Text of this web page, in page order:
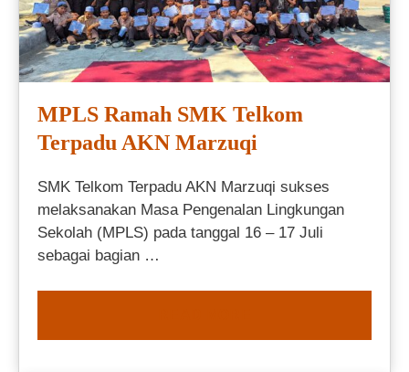
MPLS Ramah SMK Telkom
Terpadu AKN Marzuqi
SMK Telkom Terpadu AKN Marzuqi sukses
melaksanakan Masa Pengenalan Lingkungan
Sekolah (MPLS) pada tanggal 16 – 17 Juli
sebagai bagian …